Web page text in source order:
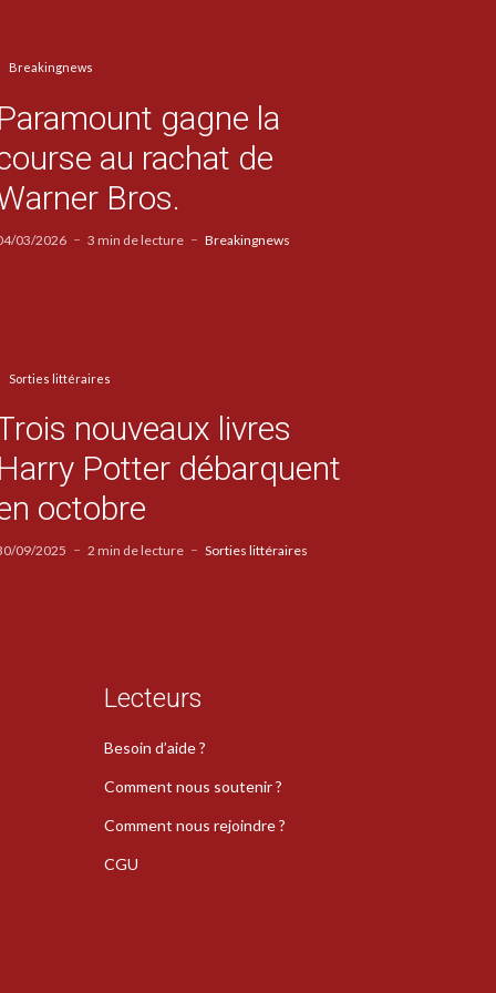
Breakingnews
gagne la
au rachat de
Bros.
03/2026 3 min de lecture Breakingnews
Sorties littéraires
nouveaux livres
Potter débarquent
octobre
09/2025 2 min de lecture Sorties littéraires
Lecteurs
Besoin d’aide ?
Comment nous soutenir ?
Comment nous rejoindre ?
CGU